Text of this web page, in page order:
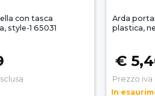
con tasca
style-1 65031
Arda
plastica,
€
Prezzo iva
In